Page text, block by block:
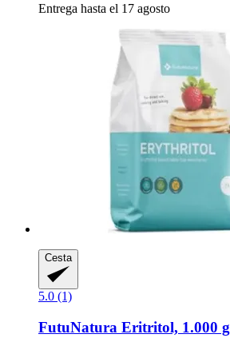
Entrega hasta el 17 agosto
Cesta
5.0 (1)
FutuNatura Eritritol, 1.000 g